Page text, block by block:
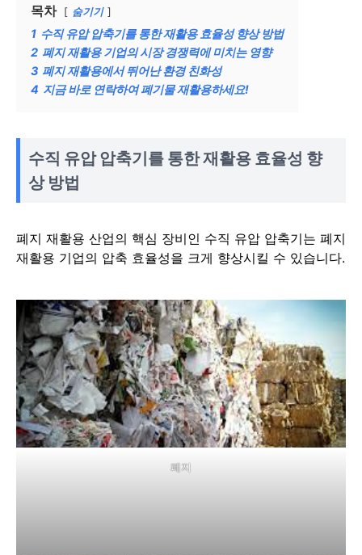
목차 숨기기
1 수직 유압 압축기를 통한 재활용 효율성 향상 방법
2 폐지 재활용 기업의 시장 경쟁력에 미치는 영향
3 폐지 재활용에서 뛰어난 환경 친화성
4 지금 바로 연락하여 폐기물 재활용하세요!
수직 유압 압축기를 통한 재활용 효율성 향
상 방법
폐지 재활용 산업의 핵심 장비인 수직 유압 압축기는 폐지
재활용 기업의 압축 효율성을 크게 향상시킬 수 있습니다.
폐지